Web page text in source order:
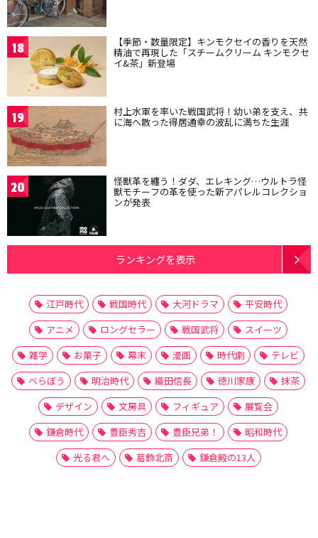
18 【季節・数量限定】キンモクセイの香りを天然
精油で再現した「スチームクリーム キンモクセ
イ&茶」新登場
19 村上水軍を率いた戦国武将！幼い弟を支え、共
に海へ散った得居通幸の波乱に満ちた生涯
20 怪獣革を纏う！ダダ、エレキング…ウルトラ怪
獣モチーフの革を使った新アパレルコレクショ
ンが発表
ランキングを表示
江戸時代 戦国時代 大河ドラマ
平安時代
アニメ
ロングセラー 戦国武将
スイーツ
雑学
お菓子 幕末 漫画 時代劇
テレビ
べらぼう
明治時代 織田信長 徳川家康
抹茶
デザイン
文房具 フィギュア
展覧会
鎌倉時代
豊臣秀吉 豊臣兄弟！
昭和時代
光る君へ
葛飾北斎 鎌倉殿の13人